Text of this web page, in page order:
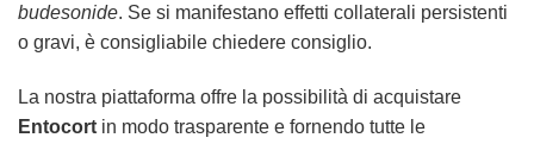
budesonide. Se si manifestano effetti collaterali persistenti
o gravi, è consigliabile chiedere consiglio.
La nostra piattaforma offre la possibilità di acquistare
Entocort in modo trasparente e fornendo tutte le